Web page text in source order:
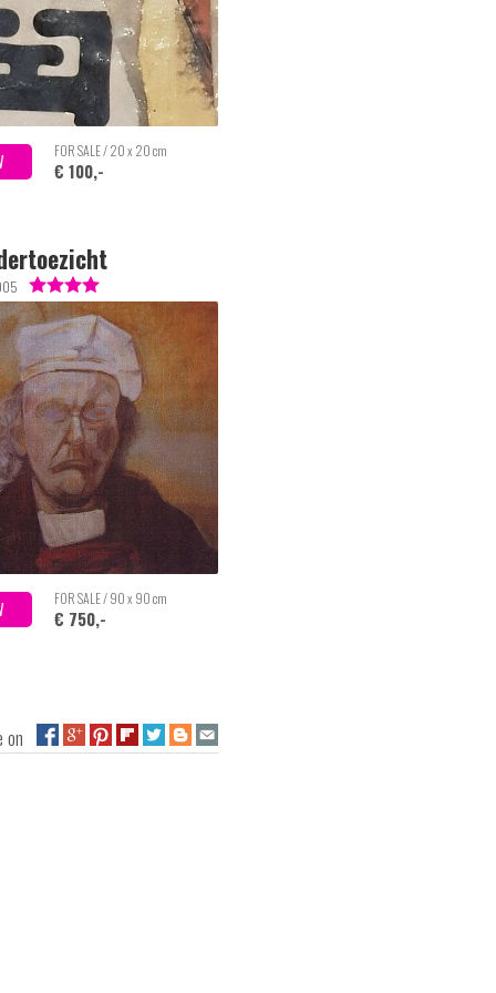
FOR SALE / 20 x 20 cm
€ 100,-
FOR SALE / 90 x 90 cm
€ 750,-
on